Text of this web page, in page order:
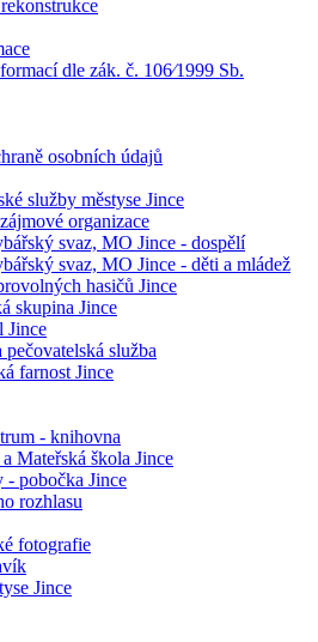
dle zák. č. 106⁄1999 Sb.
osobních údajů
služby městyse Jince
organizace
svaz, MO Jince - dospělí
svaz, MO Jince - děti a mládež
hasičů Jince
skupina Jince
Jince
služba
farnost Jince
- knihovna
Mateřská škola Jince
- pobočka Jince
rozhlasu
fotografie
Jince